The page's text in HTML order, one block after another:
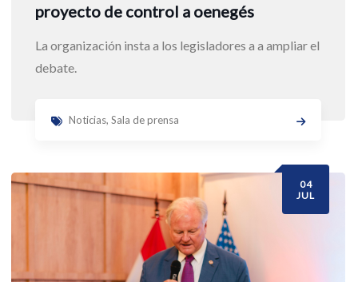
proyecto de control a oenegés
La organización insta a los legisladores a a ampliar el
debate.
Noticias, Sala de prensa
04
JUL